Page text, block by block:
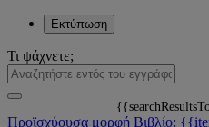
Εκτύπωση
Τι ψάχνετε;
Προϊσχύουσα μορφή Βιβλίο: